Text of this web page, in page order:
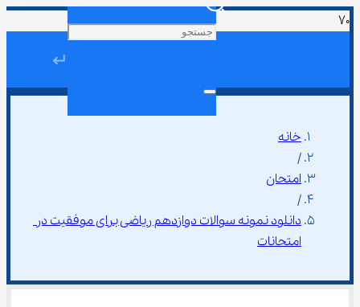
↵
خانه
/
امتحان
/
دانلود نمونه سوالات دوازدهم ریاضی برای موفقیت در
امتحانات